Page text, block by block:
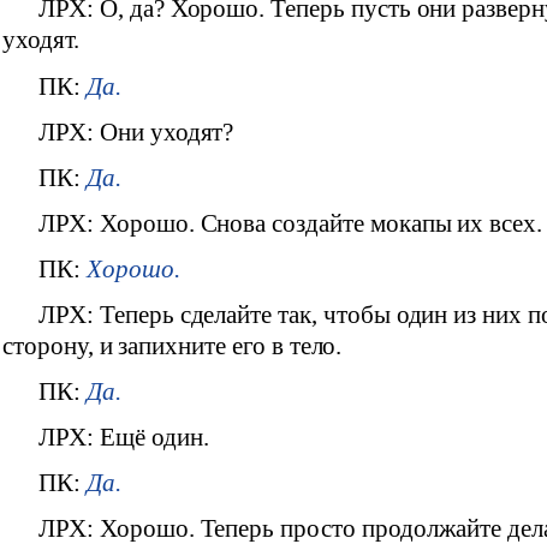
ЛРХ: О, да? Хорошо. Теперь пусть они
уходят.
ПК: Да.
ЛРХ: Они уходят?
ПК: Да.
ЛРХ: Хорошо. Снова создайте мокапы их всех.
ПК: Хорошо.
ЛРХ: Теперь сделайте так, чтобы один из них
сторону, и запихните его в тело.
ПК: Да.
ЛРХ: Ещё один.
ПК: Да.
ЛРХ: Хорошо. Теперь просто продолжайте